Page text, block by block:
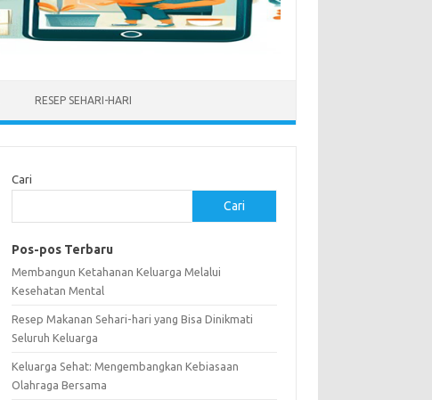
RESEP SEHARI-HARI
Cari
Cari
Pos-pos Terbaru
Membangun Ketahanan Keluarga Melalui
Kesehatan Mental
Resep Makanan Sehari-hari yang Bisa Dinikmati
Seluruh Keluarga
Keluarga Sehat: Mengembangkan Kebiasaan
Olahraga Bersama